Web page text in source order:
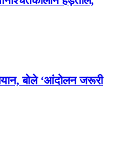
बोले ‘आंदोलन जरूरी